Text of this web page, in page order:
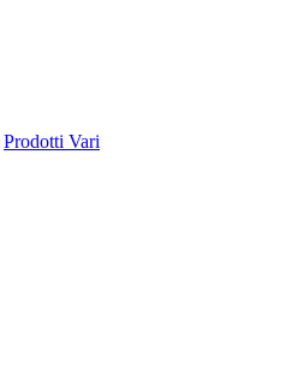
Prodotti Vari